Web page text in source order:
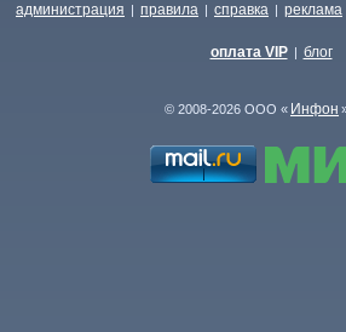
администрация | правила | справка | реклама
оплата VIP | блог
© 2008-2026 ООО « Инфон